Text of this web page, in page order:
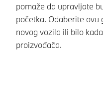
pomaže da upravljate
početka. Odaberite
novog vozila ili bilo
proizvođača.